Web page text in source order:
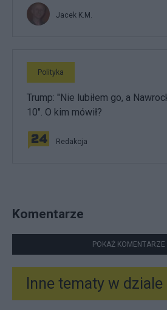
Jacek K.M.
Polityka
Trump: "Nie lubiłem go, a
10". O kim mówił?
Redakcja
Komentarze
POKAŻ
Inne tematy w dziale